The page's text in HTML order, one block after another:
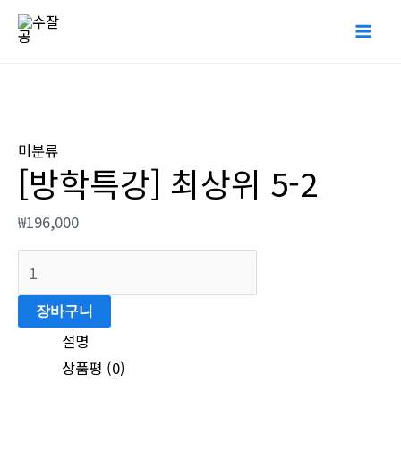
미분류
[방학특강] 최상위 5-2
₩196,000
특
강]
최
상
장바구니
설명
상품평 (0)